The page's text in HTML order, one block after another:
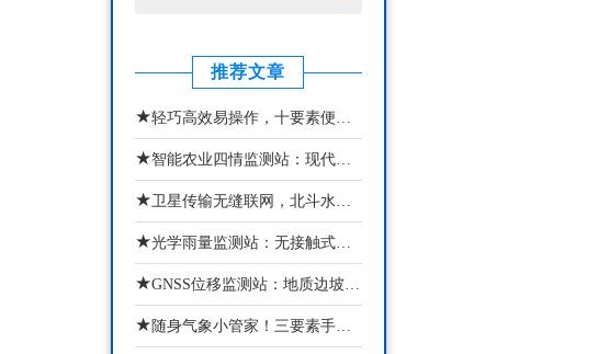
推荐文章
★轻巧高效易操作，十要素便携式气象站助力多场景气象精细化监测
★智能农业四情监测站：现代农业苗情墒情虫情灾情一体化监测设备
★ 卫星传输无缝联网，北斗水文环境监测站实现动态治水
★光学雨量监测站：无接触式智能降雨气象监测设备
★GNSS位移监测站：地质边坡智能化安全监测预警设备
★ 随身气象小管家！三要素手持气象站精准掌握当下局部微气象状态